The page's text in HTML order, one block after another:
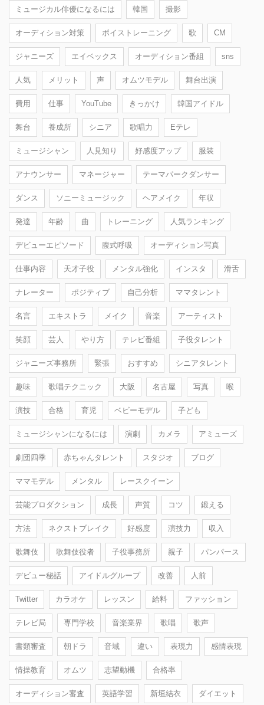
ミュージカル俳優になるには 韓国 撮影
オーディション対策 ボイストレーニング 歌 CM
ジャニーズ エイベックス オーディション番組 sns
人気 メリット 声 オムツモデル 舞台出演
費用 仕事 YouTube きっかけ 韓国アイドル
舞台 養成所 シニア 歌唱力 Eテレ
ミュージシャン 人見知り 好感度アップ 服装
アナウンサー マネージャー テーマパークダンサー
ダンス ソニーミュージック ヘアメイク 年収
発達 年齢 曲 トレーニング 人気ランキング
デビューエピソード 腹式呼吸 オーディション写真
仕事内容 天才子役 メンタル強化 インスタ 滑舌
ナレーター ポジティブ 自己分析 ママタレント
名言 エキストラ メイク 音楽 アーティスト
笑顔 芸人 やり方 テレビ番組 子役タレント
ジャニーズ事務所 緊張 おすすめ シニアタレント
趣味 歌唱テクニック 大阪 名古屋 写真 喉
演技 合格 育児 ベビーモデル 子ども
ミュージシャンになるには 演劇 カメラ アミューズ
劇団四季 赤ちゃんタレント スタジオ ブログ
ママモデル メンタル レースクイーン
芸能プロダクション 成長 声質 コツ 鍛える
方法 ネクストブレイク 好感度 演技力 収入
歌舞伎 歌舞伎役者 子役事務所 親子 パンパース
デビュー秘話 アイドルグループ 改善 人前
Twitter カラオケ レッスン 給料 ファッション
テレビ局 専門学校 音楽業界 歌唱 歌声
書類審査 朝ドラ 音域 違い 表現力 感情表現
情操教育 オムツ 志望動機 合格率
オーディション審査 英語学習 新垣結衣 ダイエット